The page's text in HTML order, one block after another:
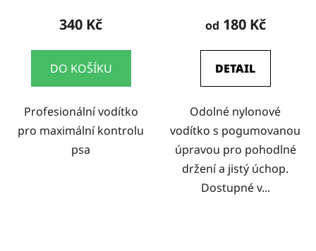
340 Kč
DO KOŠÍKU
Profesionální vodítko
pro maximální kontrolu
psa
od 180 Kč
DETAIL
Odolné nylonové
vodítko s pogumovanou
úpravou pro pohodlné
držení a jistý úchop.
Dostupné v...